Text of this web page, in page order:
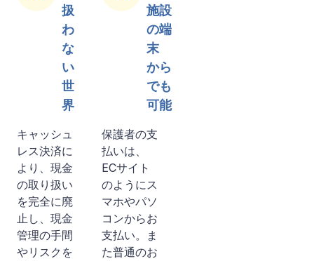
扱
わ
な
い
世
界
キャッシュ
レス決済に
より、現金
の取り扱い
を完全に廃
止し、現金
管理の手間
やリスクを
施設
の端
末
から
でも
可能
保護者の支
払いは、
ECサイト
のようにス
マホやパソ
コンからお
支払い。ま
た普通のお